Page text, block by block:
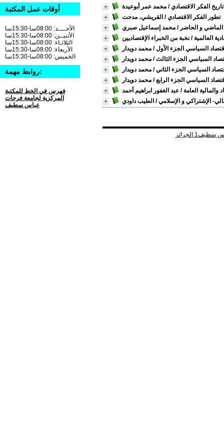
تاريخ الفكر الاقتصادي/ محمد عمر أبوعيدة
تطور الفكر الاقتصادي/ القريشي، مدحت
الماضي و الحاضر / محمد إسماعيل صبري
العالمية / نخبة من الخبراء الإقتصاديين
السياسي الجزء الأول/ محمد دويدار
السياسي الجزء الثالث/ محمد دويدار
السياسي الجزء الثاني/ محمد دويدار
السياسي الجزء الرابع/ محمد دويدار
والمالية العامة / عبد الغفور ابراهيم أحمد
الإشتراكي و الإسلامي/ الطيب داودي
أوقات عمل المكتبة
الأحــــد: 08:00سا-15:30سا
الأثنيــن: 08:00سا-15:30سا
الثلاثـاء: 08:00سا-15:30سا
الأربعاء: 08:00سا-15:30سا
الخميس: 08:00سا-15:30سا
روابط مهمة:
فهرس في الخط للمكتبة
المركزية لجامعة فرحات
عباس سطيف